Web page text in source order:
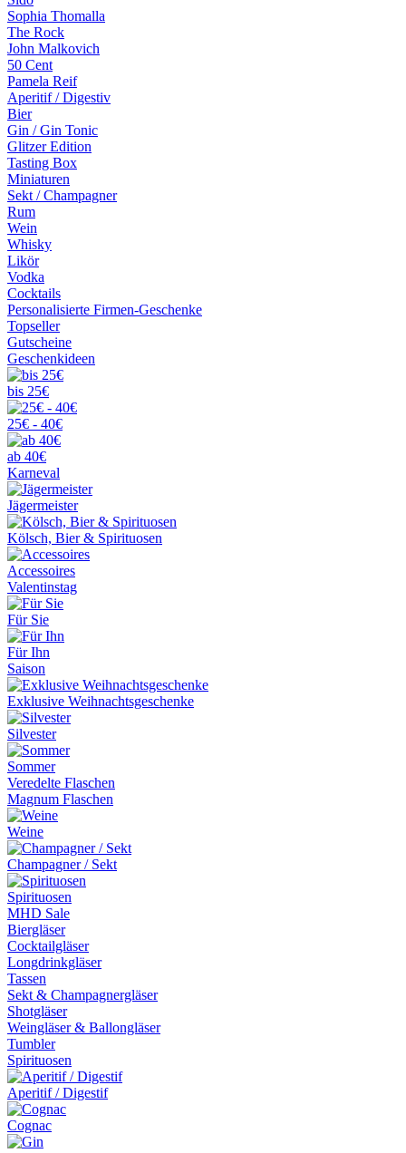
Sophia Thomalla
The Rock
John Malkovich
50 Cent
Pamela Reif
Aperitif / Digestiv
Bier
Gin / Gin Tonic
Glitzer Edition
Tasting Box
Miniaturen
Sekt / Champagner
Rum
Wein
Whisky
Likör
Vodka
Cocktails
Personalisierte Firmen-Geschenke
Topseller
Gutscheine
Geschenkideen
bis 25€
25€ - 40€
ab 40€
Karneval
Jägermeister
Kölsch, Bier & Spirituosen
Accessoires
Valentinstag
Für Sie
Für Ihn
Saison
Exklusive Weihnachtsgeschenke
Silvester
Sommer
Veredelte Flaschen
Magnum Flaschen
Weine
Champagner / Sekt
Spirituosen
MHD Sale
Biergläser
Cocktailgläser
Longdrinkgläser
Tassen
Sekt & Champagnergläser
Shotgläser
Weingläser & Ballongläser
Tumbler
Spirituosen
Aperitif / Digestif
Cognac